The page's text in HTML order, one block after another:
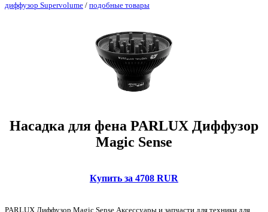
диффузор Supervolume / подобные товары
Насадка для фена PARLUX Диффузор
Magic Sense
Купить за 4708 RUR
PARLUX Диффузор Magic Sense Аксессуары и запчасти для техники для